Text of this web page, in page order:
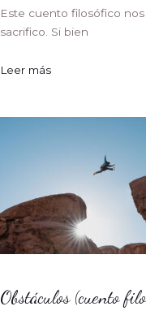
Este cuento filosófico
sacrifico. Si bien
Leer más
Obstáculos (cuento